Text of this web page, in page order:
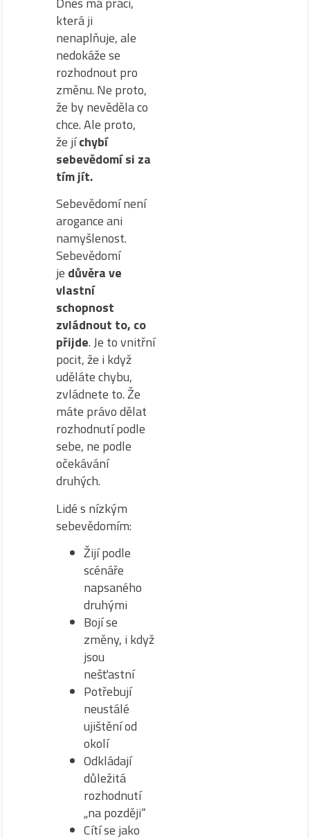
která ji
nenaplňuje, ale
nedokáže se
rozhodnout pro
změnu. Ne proto,
že by nevěděla co
chce. Ale proto,
že jíchybí
sebevědomí si za
tím jít.
Sebevědomí není
arogance ani
namyšlenost.
Sebevědomí
je důvěra ve
vlastní
schopnost
zvládnout to, co
přijde. Je to vnitřní
pocit, že i když
uděláte chybu,
zvládnete to. Že
máte právo dělat
rozhodnutí podle
sebe, ne podle
očekávání
druhých.
Lidé s nízkým
sebevědomím:
Žijí podle
scénáře
napsaného
druhými
Bojí se
změny, i když
jsou
nešťastní
Potřebují
neustálé
ujištění od
okolí
Odkládají
důležitá
rozhodnutí
„na později“
Cítí se jako